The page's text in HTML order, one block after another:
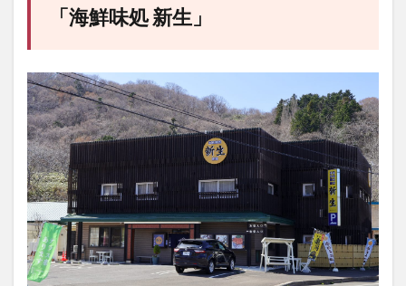
「海鮮味処 新生」